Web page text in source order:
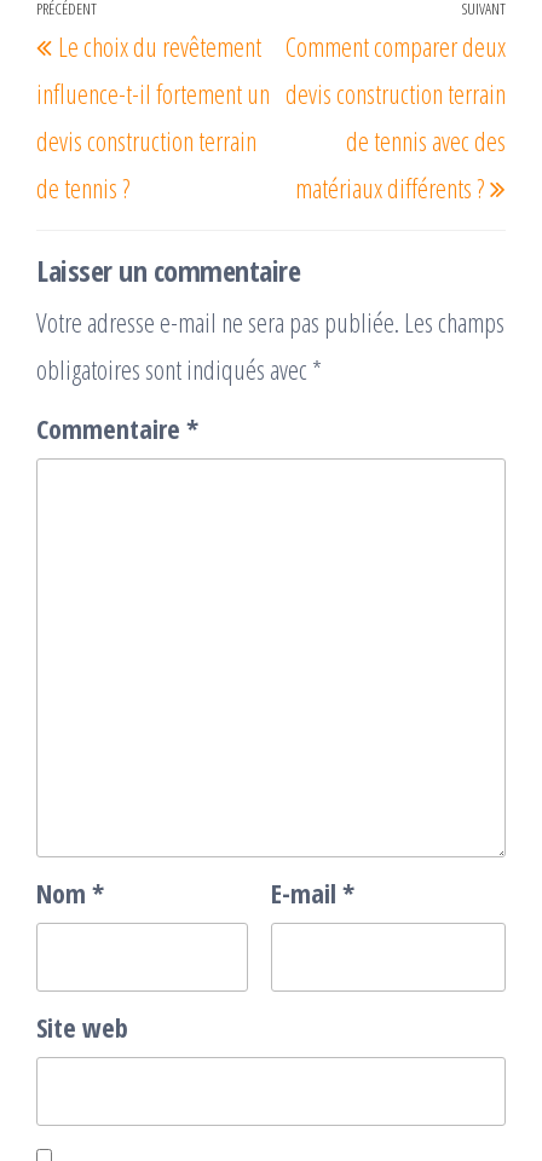
Navigation
de
l’article
Article
précédent
PRÉCÉDENT
Le choix du revêtement
influence-t-il fortement un
devis construction terrain
de tennis ?
SUIVANT
Comment comparer deux
devis construction terrain
de tennis avec des
matériaux différents ?
Laisser un commentaire
Votre adresse e-mail ne sera pas publiée. Les champs
obligatoires sont indiqués avec *
Commentaire *
Nom * E-mail *
Site web